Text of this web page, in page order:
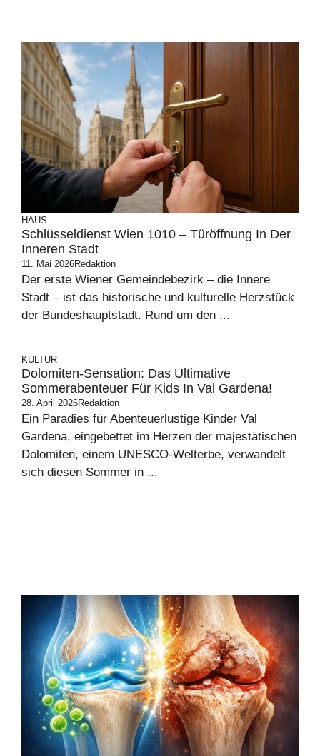
HAUS
Schlüsseldienst Wien 1010 – Türöffnung In Der
Inneren Stadt
11. Mai 2026Redaktion
Der erste Wiener Gemeindebezirk – die Innere
Stadt – ist das historische und kulturelle Herzstück
der Bundeshauptstadt. Rund um den ...
KULTUR
Dolomiten-Sensation: Das Ultimative
Sommerabenteuer Für Kids In Val Gardena!
28. April 2026Redaktion
Ein Paradies für Abenteuerlustige Kinder Val
Gardena, eingebettet im Herzen der majestätischen
Dolomiten, einem UNESCO-Welterbe, verwandelt
sich diesen Sommer in ...